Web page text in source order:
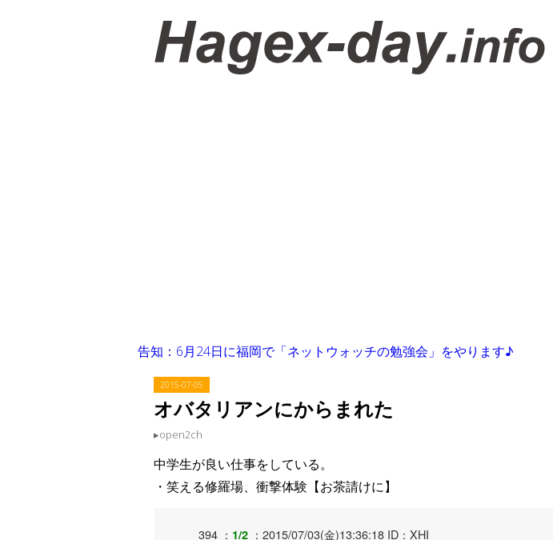
告知：6月24日に福岡で「ネットウォッチの勉強会」をやります♪
2015-07-05
オバタリアンにからまれた
open2ch
中学生が良い仕事をしている。
・笑える修羅場、衝撃体験【お茶請けに】
394 ： 1/2 ：2015/07/03(金)13:36:18 ID：XHI